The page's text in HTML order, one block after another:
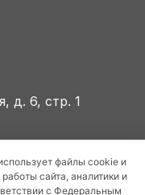
файлы cookie и
сайта, аналитики и
с Федеральным
д. 6, стр. 1